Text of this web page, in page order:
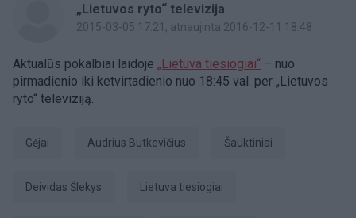
„Lietuvos ryto“ televizija
2015-03-05 17:21 , atnaujinta 2016-12-11 18:48
Aktualūs pokalbiai laidoje „Lietuva tiesiogiai“ – nuo
pirmadienio iki ketvirtadienio nuo 18:45 val. per „Lietuvos
ryto“ televiziją.
gėjai Audrius Butkevičius šauktiniai
Deividas Šlekys Lietuva tiesiogiai